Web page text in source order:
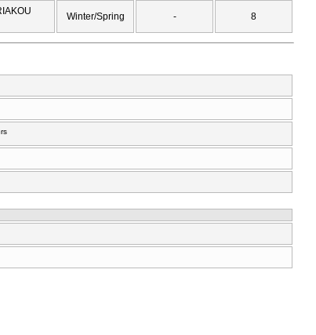
Winter/Spring - 8